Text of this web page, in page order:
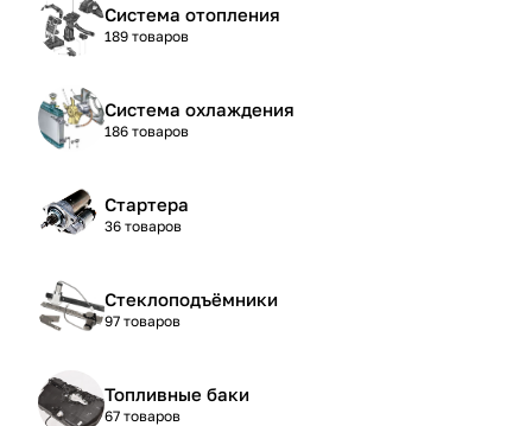
Система отопления
189 товаров
Система охлаждения
186 товаров
Стартера
36 товаров
Стеклоподъёмники
97 товаров
Топливные баки
67 товаров